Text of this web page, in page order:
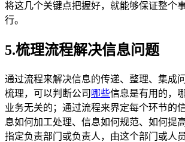
将这几个关键点把握好，就能够保证整个
行。
5.梳理流程解决信息问题
通过流程来解决信息的传递、整理、集成
梳理，可以判断公司 哪些信息是有用的，
业务无关的；通过流程来界定每个环节的
息如何加工处理、信息如何规范、如何提
指定负责部门或负责人，由这个部门或人